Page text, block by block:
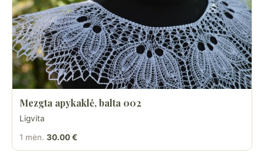
Mezgta apykaklė, balta 002
Ligvita
1 mėn. 30.00 €